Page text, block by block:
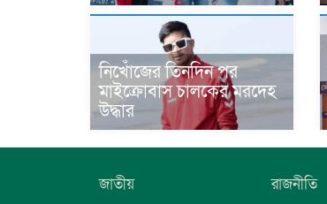
নিখোঁজের তিনদিন পর
মাইক্রোবাস চালকের মরদেহ
উদ্ধার
জাতীয় রাজনীতি